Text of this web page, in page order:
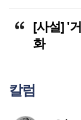
[사설] '
화
칼럼